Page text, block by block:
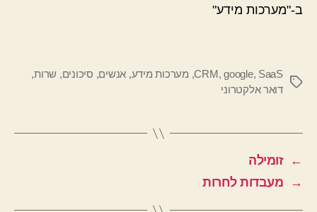
ב-"מערכות מידע"
תגיות
CRM,google, SaaS
, מערכות מידע, אנשים, סיכונים, שרות,
דואר אלקטרוני
←
זומילה
→
מעבדות לחרות